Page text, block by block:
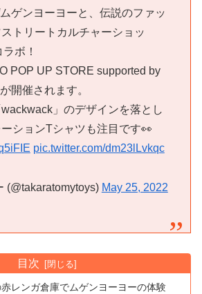
ゲンヨーヨーと、伝説のファッ
トリートカルチャーショッ
ボ！
POP UP STORE supported by
開催されます。
」のデザインを落とし
ションTシャツも注目です👀
pic.twitter.com/dm23lLvkqc
(@takaratomytoys) May 25, 2022
目次
レンガ倉庫でムゲンヨーヨーの体験